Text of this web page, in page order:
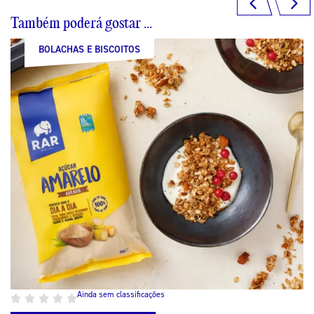
Também poderá gostar ...
BOLACHAS E BISCOITOS
Ainda sem classificações
BOLACHAS E BISCOITOS
Ainda sem classificações
BOLACHAS E BISCOITOS
Ainda sem classificações
BOLACHAS E BISCOITOS
Ainda sem classificações